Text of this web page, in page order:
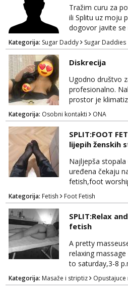
Tražim curu za
ili Splitu uz moju
dogovor javite se
Kategorija: Sugar Daddy Sugar Daddies
Diskrecija
Ugodno društvo
profesionalno.
prostor je
what sapp
Kategorija: Osobni kontakti ONA
SPLIT:FOOT
lijepih ženskih
Najljepša
uređena čekaju
fetish,foot
20.30h. Samo za
fetisha,isključivo
Kategorija: Fetish Foot Fetish
SPLIT:Relax
fetish
A pretty
relaxing
to saturday,3-8
for lovers of
only,no
Kategorija: Masaže i striptiz Opustajuce